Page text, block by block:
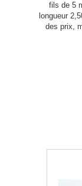
fils de 5
longueur
des prix,